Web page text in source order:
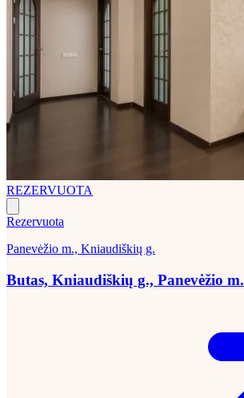
REZERVUOTA
Rezervuota
Panevėžio m., Kniaudiškių g.
Butas, Kniaudiškių g., Panevėžio m.